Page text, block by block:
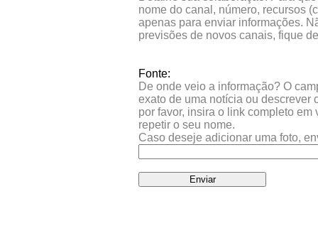
nome do canal, número, recursos
apenas para enviar informações.
previsões de novos canais, fique
Fonte:
De onde veio a informação? O
exato de uma notícia ou descrever
por favor, insira o link completo
repetir o seu nome.
Caso deseje adicionar uma foto,